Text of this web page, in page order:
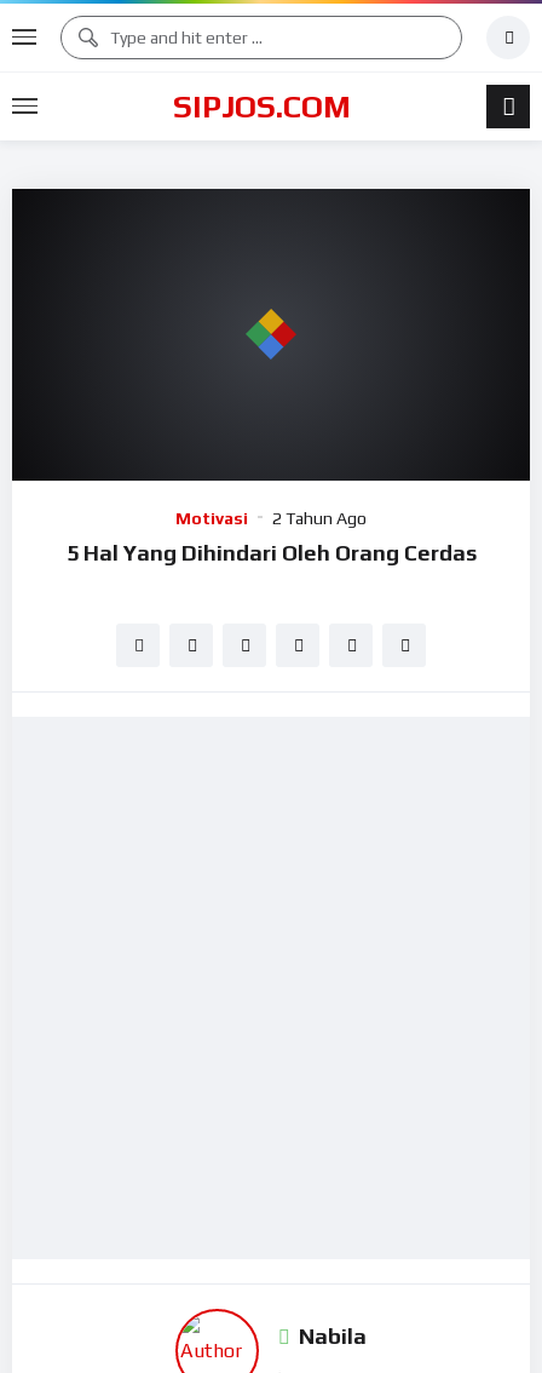
SIPJOS.COM
Motivasi 2 Tahun Ago
5 Hal Yang Dihindari Oleh Orang Cerdas
Nabila